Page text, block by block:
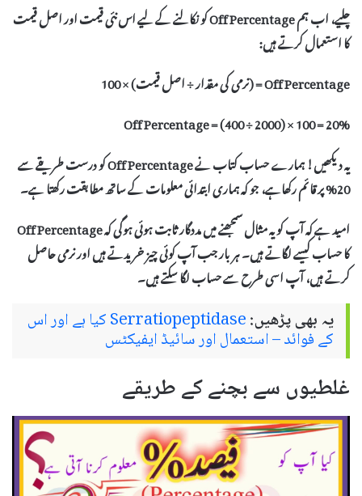
چلیے، اب ہمOff Percentageکو نکالنے کے لیے اس نئی قیمت اور اصل قیمت
کا استعمال کرتے ہیں:
Off Percentage = (نرمی کی مقدار ÷ اصل قیمت) × 100
Off Percentage = (400 ÷ 2000) × 100 = 20%
یہ دیکھیں! ہمارے حساب کتاب نےOff Percentageکو درست طریقے سے
20% پر قائم رکھاہے، جو کہ ہماری ابتدائی معلومات کے ساتھ مطابقت رکھتا ہے۔
امید ہے کہ آپ کو یہ مثال سمجھنے میں مددگار ثابت ہوئی ہوگی کہOff Percentage
کا حساب کیسے لگاتے ہیں۔ ہر بار جب آپ کوئی چیز خریدتے ہیں اورنرمیحاصل
کرتے ہیں، آپ اسی طرح سے حساب لگا سکتے ہیں۔
یہ بھی پڑھیں: Serratiopeptidase کیا ہے اور اس
کے فوائد – استعمال اور سائیڈ ایفیکٹس
غلطیوں سے بچنے کے طریقے